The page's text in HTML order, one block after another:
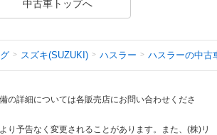
中古車トップへ
スズキ(SUZUKI) ハスラー ハスラーの中古
の詳細については各販売店にお問い合わせくださ
り予告なく変更されることがあります。また、(株)リ